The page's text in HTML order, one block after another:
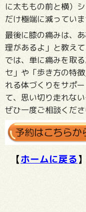
に太ももの前と横）
だけ極端に減っていま
最後に膝の痛みは、
理があるよ」と教え
では、単に痛みを取
セ」や「歩き方の特
れる体づくりをサポ
て、思い切り走れな
ぜひ一度ご相談くださ
【ホームに戻る】